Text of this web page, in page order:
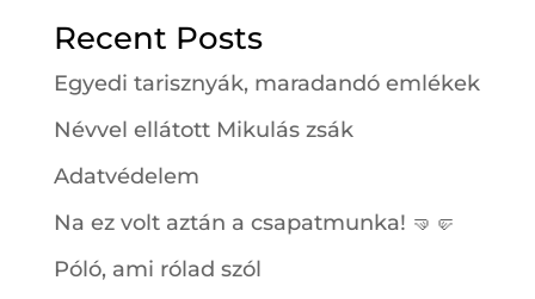
Recent Posts
Egyedi tarisznyák, maradandó emlékek
Névvel ellátott Mikulás zsák
Adatvédelem
Na ez volt aztán a csapatmunka! 🤜🤛
Póló, ami rólad szól